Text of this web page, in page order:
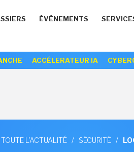
ÉVÉNEMENTS
ACCÉLERATEUR IA
TOUTE L'ACTUALITÉ / SÉCURITÉ /